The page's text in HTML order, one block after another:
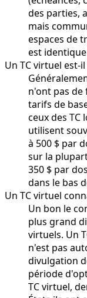
des parties,
mais
espaces de
est
Un TC virtuel est-
n'ont pas de
tarifs de
ceux des TC
utilisent
à 500 $ par
sur la
350 $ par
dans le bas
Un TC virtuel
Un bon le
plus grand
virtuels. Un
n'est pas
divulgation
période
TC virtuel,